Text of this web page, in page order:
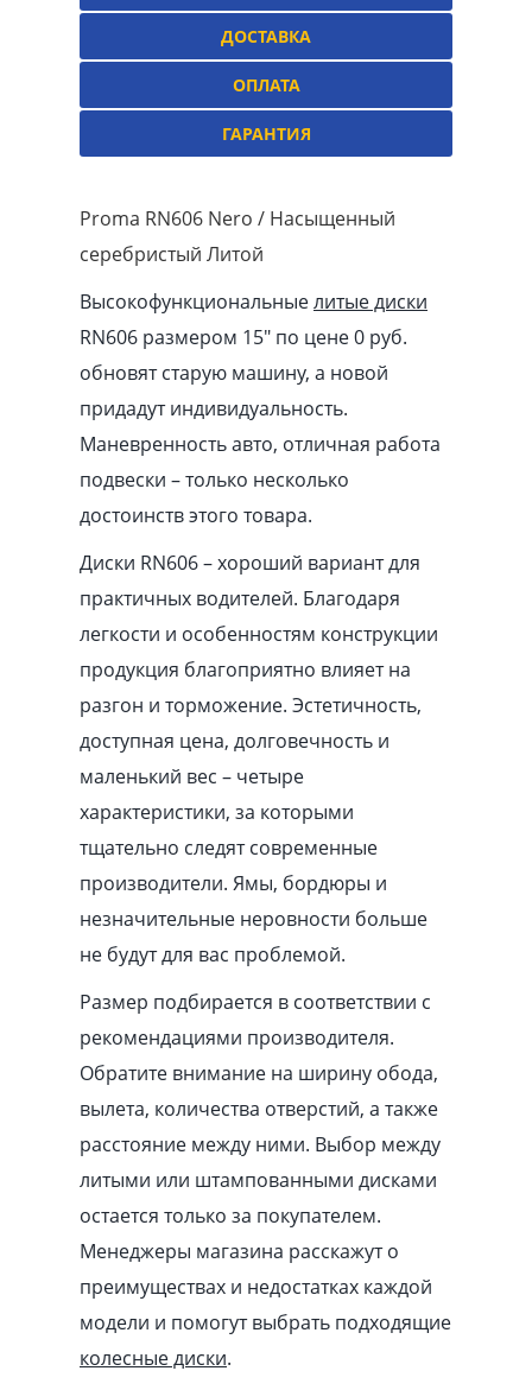
ДОСТАВКА
ОПЛАТА
ГАРАНТИЯ
Proma RN606 Nero / Насыщенный
серебристый Литой
Высокофункциональныелитые диски
RN606 размером 15″ по цене 0 руб.
обновят старую машину, а новой
придадут индивидуальность.
Маневренность авто, отличная работа
подвески – только несколько
достоинств этого товара.
Диски RN606 – хороший вариант для
практичных водителей. Благодаря
легкости и особенностям конструкции
продукция благоприятно влияет на
разгон и торможение. Эстетичность,
доступная цена, долговечность и
маленький вес – четыре
характеристики, за которыми
тщательно следят современные
производители. Ямы, бордюры и
незначительные неровности больше
не будут для вас проблемой.
Размер подбирается в соответствии с
рекомендациями производителя.
Обратите внимание на ширину обода,
вылета, количества отверстий, а также
расстояние между ними. Выбор между
литыми или штампованными дисками
остается только за покупателем.
Менеджеры магазина расскажут о
преимуществах и недостатках каждой
модели и помогут выбрать подходящие
колесные диски.